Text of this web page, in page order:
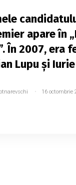
apare în
În 2007, era
Lupu și
16 octombrie